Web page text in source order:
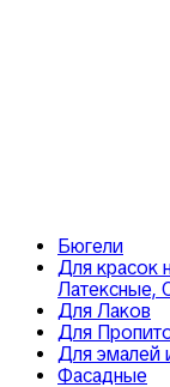
Бюгели
Для красок
Латексные,
Для Лаков
Для
Для эмалей
Фасадные